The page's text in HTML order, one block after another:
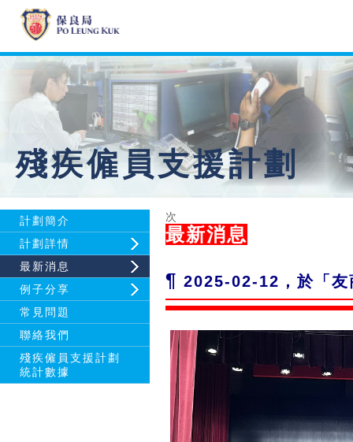
殘疾僱員支援計劃
計劃簡介
計劃詳情
最新消息
例子分享
常見問題
聯絡我們
殘疾僱員支援計劃
統計數據
次
最新消息
¶ 2025-02-12，於 「